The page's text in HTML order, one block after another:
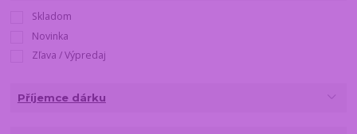
Skladom
Novinka
Zľava / Výpredaj
Příjemce dárku